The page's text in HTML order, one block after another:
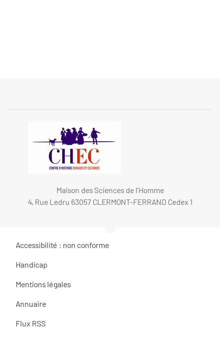
Maison des Sciences de l’Homme
4, Rue Ledru 63057 CLERMONT-FERRAND Cedex 1
Accessibilité : non conforme
Handicap
Mentions légales
Annuaire
Flux RSS